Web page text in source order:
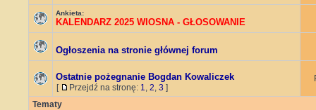
Ankieta:
KALENDARZ 2025 WIOSNA - GŁOSOWANIE
Ogłoszenia na stronie głównej forum
Ostatnie pożegnanie Bogdan Kowaliczek
[ Przejdź na stronę: 1, 2, 3 ]
Tematy